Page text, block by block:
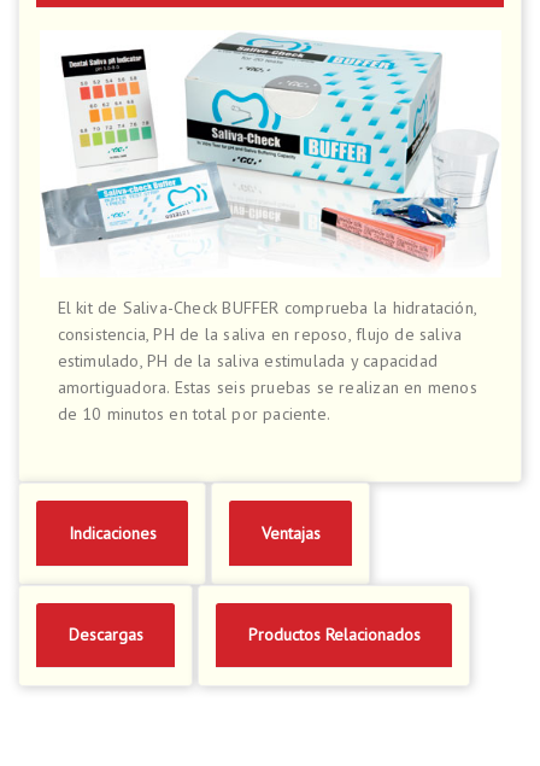
El kit de Saliva-Check BUFFER comprueba la hidratación,
consistencia, PH de la saliva en reposo, flujo de saliva
estimulado, PH de la saliva estimulada y capacidad
amortiguadora. Estas seis pruebas se realizan en menos
de 10 minutos en total por paciente.
Indicaciones Ventajas
Descargas Productos Relacionados